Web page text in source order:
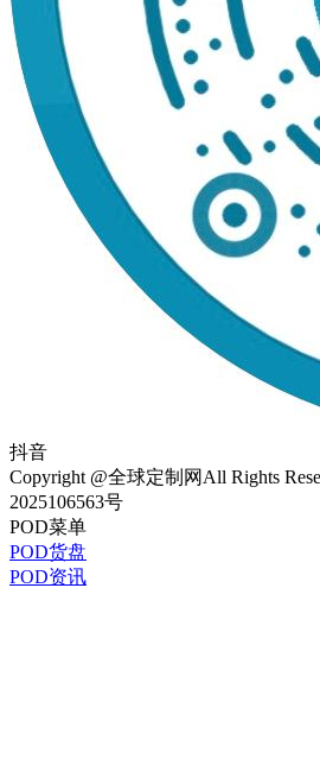
抖音
Copyright @全球定制网All Rights
2025106563号
POD菜单
POD货盘
POD资讯